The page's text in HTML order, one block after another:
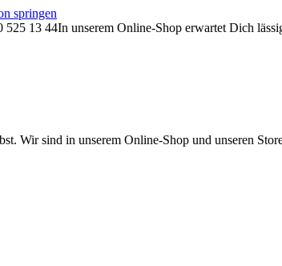
springen
525 13 44In unserem Online-Shop erwartet Dich
Wir sind in unserem Online-Shop und unseren